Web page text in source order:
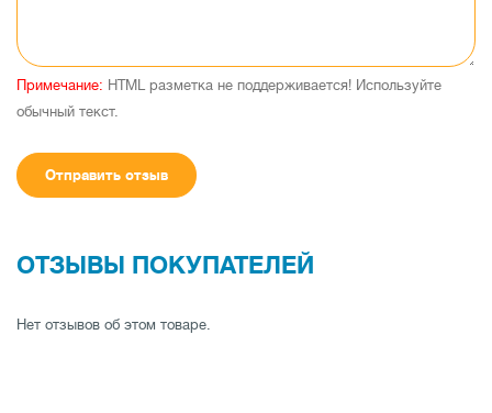
Примечание: HTML разметка не поддерживается! Используйте
обычный текст.
Отправить отзыв
ОТЗЫВЫ ПОКУПАТЕЛЕЙ
Нет отзывов об этом товаре.